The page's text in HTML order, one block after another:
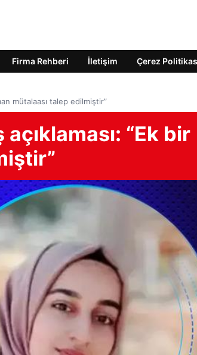
Firma Rehberi İletişim Çerez
mütalaası talep edilmiştir”
“Ek bir